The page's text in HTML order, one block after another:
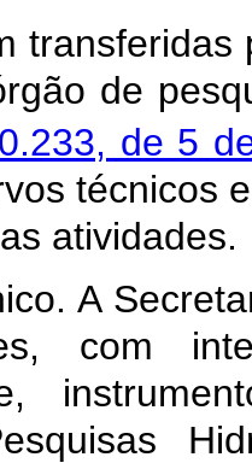
transferidas
de
de 5
técnicos
atividades.
A
com